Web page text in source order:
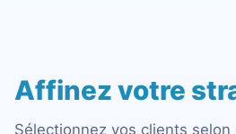
Affinez votre
Sélectionnez vos clients